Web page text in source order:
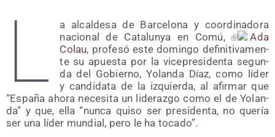
L
a alcal­de­sa de Bar­ce­lo­na y coor­di­na­do­ra
nacio­nal de Cata­lun­ya en Comú,
Ada
Colau, pro­fe­só este domin­go defi­ni­ti­va­men­
te su apues­ta por la vice­pre­si­den­ta segun­
da del Gobierno, Yolan­da Díaz, como líder
y can­di­da­ta de la izquier­da, al afir­mar que
“Espa­ña aho­ra nece­si­ta un lide­raz­go como el de Yolan­
da” y que, ella “nun­ca qui­so ser pre­si­den­ta, no que­ría
ser una líder mun­dial, pero le ha tocado”.